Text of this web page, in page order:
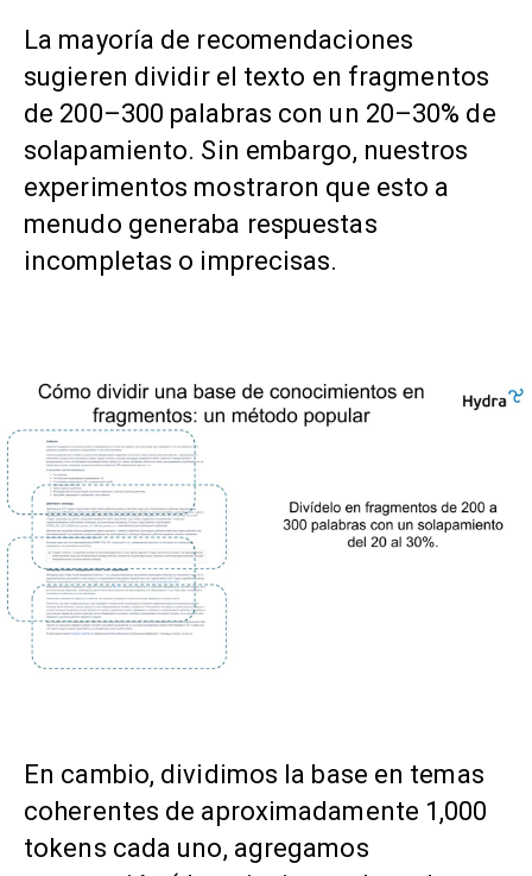
La mayoría de recomendaciones
sugieren dividir el texto en fragmentos
de 200–300 palabras con un 20–30% de
solapamiento. Sin embargo, nuestros
experimentos mostraron que esto a
menudo generaba respuestas
incompletas o imprecisas.
En cambio, dividimos la base en temas
coherentes de aproximadamente 1,000
tokens cada uno, agregamos